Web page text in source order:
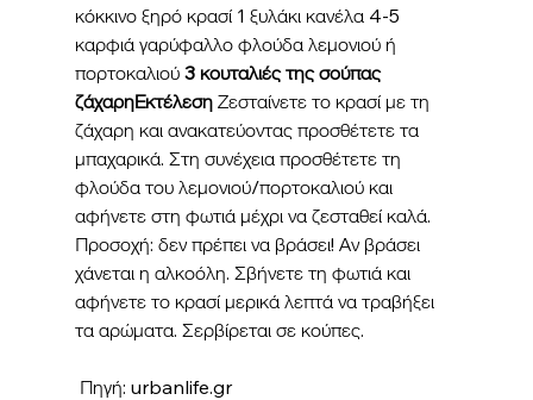
κόκκινο ξηρό κρασί 1 ξυλάκι κανέλα 4-5
καρφιά γαρύφαλλο φλούδα λεμονιού ή
πορτοκαλιού 3 κουταλιές της σούπας
ζάχαρηΕκτέλεση Ζεσταίνετε το κρασί με τη
ζάχαρη και ανακατεύοντας προσθέτετε τα
μπαχαρικά. Στη συνέχεια προσθέτετε τη
φλούδα του λεμονιού/πορτοκαλιού και
αφήνετε στη φωτιά μέχρι να ζεσταθεί καλά.
Προσοχή: δεν πρέπει να βράσει! Αν βράσει
χάνεται η αλκοόλη. Σβήνετε τη φωτιά και
αφήνετε το κρασί μερικά λεπτά να τραβήξει
τα αρώματα. Σερβίρεται σε κούπες.
Πηγή: urbanlife.gr